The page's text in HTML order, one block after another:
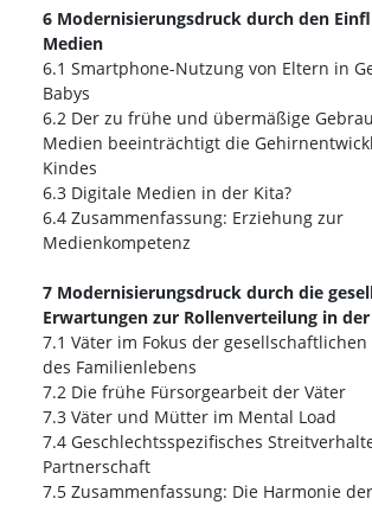
6 Modernisierungsdruck durch den
Medien
6.1 Smartphone-Nutzung von Eltern in
Babys
6.2 Der zu frühe und übermäßige
Medien beeinträchtigt die
Kindes
6.3 Digitale Medien in der Kita?
6.4 Zusammenfassung: Erziehung zur
Medienkompetenz
7 Modernisierungsdruck durch die
Erwartungen zur Rollenverteilung in
7.1 Väter im Fokus der
des Familienlebens
7.2 Die frühe Fürsorgearbeit der Väter
7.3 Väter und Mütter im Mental Load
7.4 Geschlechtsspezifisches
Partnerschaft
7.5 Zusammenfassung: Die Harmonie